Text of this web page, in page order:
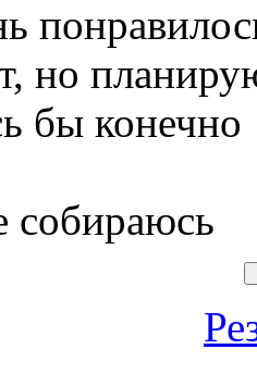
но
бы конечно
собираюсь